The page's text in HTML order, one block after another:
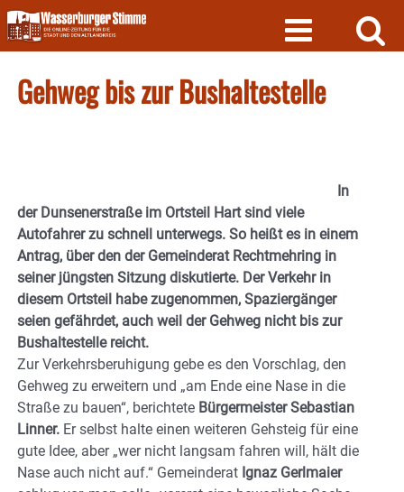
Skip
to
content
Gehweg bis zur Bushaltestelle
In
der Dunsenerstraße im Ortsteil Hart sind viele
Autofahrer zu schnell unterwegs. So heißt es in einem
Antrag, über den der Gemeinderat Rechtmehring in
seiner jüngsten Sitzung diskutierte. Der Verkehr in
diesem Ortsteil habe zugenommen, Spaziergänger
seien gefährdet, auch weil der Gehweg nicht bis zur
Bushaltestelle reicht.
Zur Verkehrsberuhigung gebe es den Vorschlag, den
Gehweg zu erweitern und „am Ende eine Nase in die
Straße zu bauen“, berichtete Bürgermeister Sebastian
Linner. Er selbst halte einen weiteren Gehsteig für eine
gute Idee, aber „wer nicht langsam fahren will, hält die
Nase auch nicht auf.“ Gemeinderat Ignaz Gerlmaier